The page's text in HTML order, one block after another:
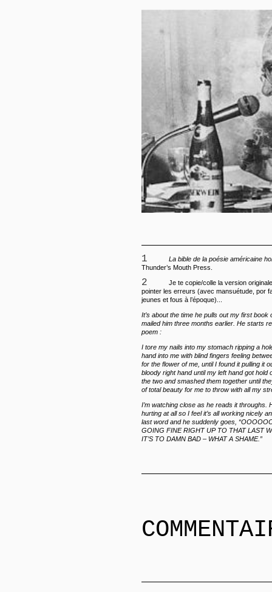
1
La bible de la poésie américaine
Thunder’s Mouth Press.
2
Je te copie/colle la version
pointer les erreurs (avec mansuétude, por
jeunes et fous à l’époque)...
It’s about the time he pulls out my first book
mailed him three months earlier. He starts
poem :
I tore my nails into my stomach ripping a
hand into me with blind fingers feeling
for the flower of me, until I found it pulling it
bloody right hand until my left hand got hold of my soul, and i took
the two and smashed them together until
I’m watching close as he reads it throughs. He
hurting at all so I feel it’s all working nicely and then
last word and he suddenly goes, “OOOOOOHHHH
GOING FINE RIGHT UP TO THAT LAST WORD – STARS – OHH
IT’S TO DAMN BAD – WHAT A SHAME.”